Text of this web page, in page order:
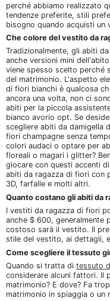
perché abbiamo realizzato
tendenze preferite, stili
bisogno quando acquisti
Che colore del vestito da
Tradizionalmente, gli abiti
anche versioni mini
viene spesso scelto perché
del matrimonio. L'aspetto
di fiori bianchi è qualcosa
ancora una volta, non ci
abiti per la piccola
bianco avorio opt. Se
scegliere abiti da damigella
fiori champagne senza
colori audaci o optare per
floreali o magari i glitter?
giocare con questi accenti
abiti da ragazza di fiori con
3D, farfalle e molti altri.
Quanto costano gli abiti da
I vestiti da ragazza di fiori
anche $ 600, generalmente
costoso sarà il vestito. Il
stile del vestito, ai dettagli,
Come scegliere il tessuto
Quando si tratta di tessuto
considerare alcuni fattori. Il
matrimonio? E dove? Fa
matrimonio in spiaggia o un